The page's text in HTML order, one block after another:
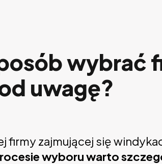
wybrać
uwagę?
firmy zajmującej się
wyboru warto